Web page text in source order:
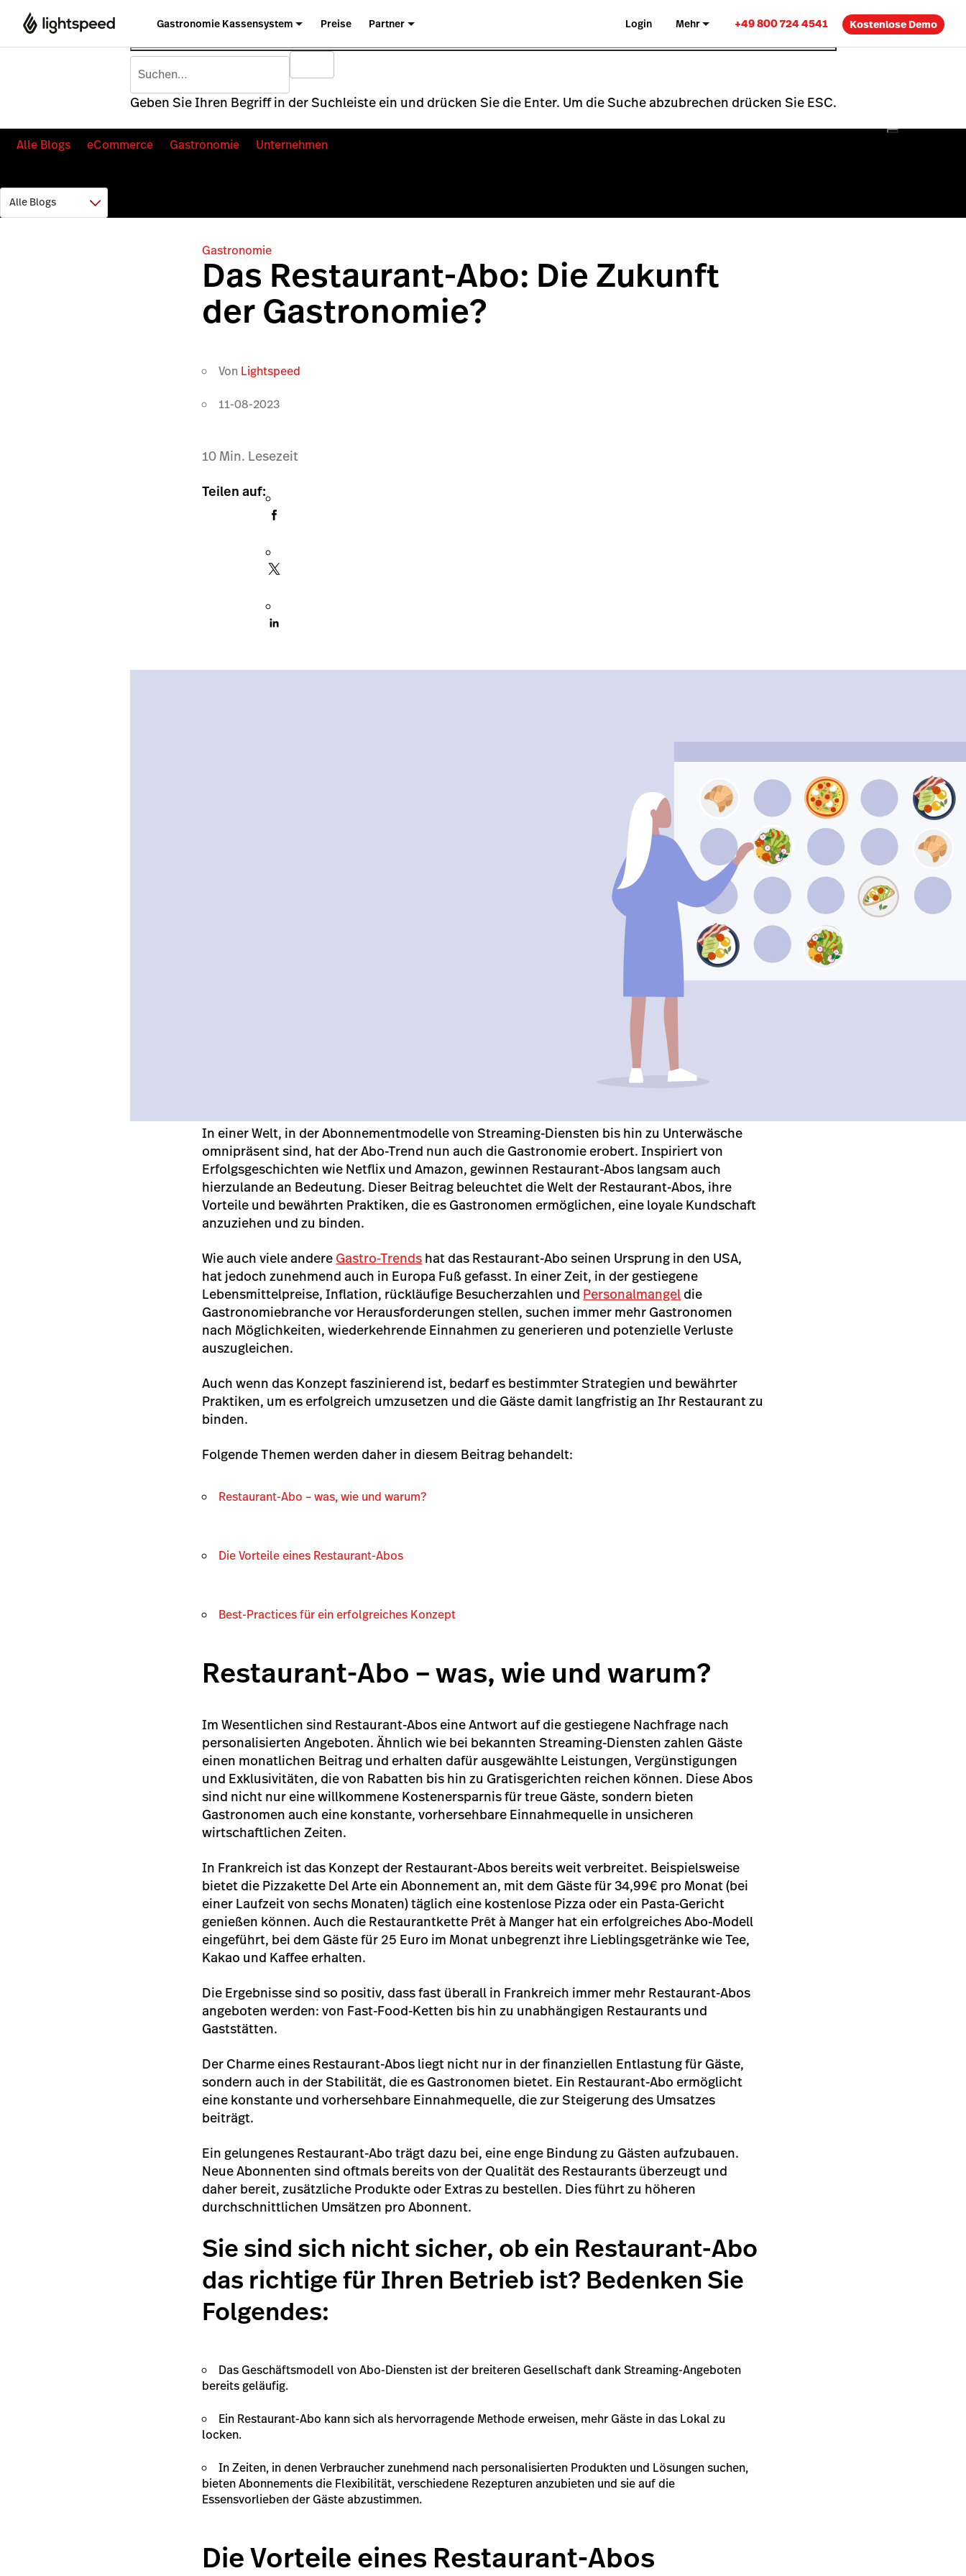
Gastronomie Kassensystem Preise Partner Login Mehr +49 800 724 4541 Kostenlose Demo
Geben Sie Ihren Begriff in der Suchleiste ein und drücken Sie die Enter. Um die Suche abzubrechen drücken Sie ESC.
Alle Blogs eCommerce Gastronomie Unternehmen
Gastronomie
Das Restaurant-Abo: Die Zukunft
der Gastronomie?
Von Lightspeed
11-08-2023
10 Min. Lesezeit
Teilen auf:
In einer Welt, in der Abonnementmodelle von Streaming-Diensten bis hin zu Unterwäsche
omnipräsent sind, hat der Abo-Trend nun auch die Gastronomie erobert. Inspiriert von
Erfolgsgeschichten wie Netflix und Amazon, gewinnen Restaurant-Abos langsam auch
hierzulande an Bedeutung. Dieser Beitrag beleuchtet die Welt der Restaurant-Abos, ihre
Vorteile und bewährten Praktiken, die es Gastronomen ermöglichen, eine loyale Kundschaft
anzuziehen und zu binden.
Wie auch viele andere Gastro-Trends hat das Restaurant-Abo seinen Ursprung in den USA,
hat jedoch zunehmend auch in Europa Fuß gefasst. In einer Zeit, in der gestiegene
Lebensmittelpreise, Inflation, rückläufige Besucherzahlen und Personalmangel die
Gastronomiebranche vor Herausforderungen stellen, suchen immer mehr Gastronomen
nach Möglichkeiten, wiederkehrende Einnahmen zu generieren und potenzielle Verluste
auszugleichen.
Auch wenn das Konzept faszinierend ist, bedarf es bestimmter Strategien und bewährter
Praktiken, um es erfolgreich umzusetzen und die Gäste damit langfristig an Ihr Restaurant zu
binden.
Folgende Themen werden daher in diesem Beitrag behandelt:
Restaurant-Abo – was, wie und warum?
Die Vorteile eines Restaurant-Abos
Best-Practices für ein erfolgreiches Konzept
Restaurant-Abo – was, wie und warum?
Im Wesentlichen sind Restaurant-Abos eine Antwort auf die gestiegene Nachfrage nach
personalisierten Angeboten. Ähnlich wie bei bekannten Streaming-Diensten zahlen Gäste
einen monatlichen Beitrag und erhalten dafür ausgewählte Leistungen, Vergünstigungen
und Exklusivitäten, die von Rabatten bis hin zu Gratisgerichten reichen können. Diese Abos
sind nicht nur eine willkommene Kostenersparnis für treue Gäste, sondern bieten
Gastronomen auch eine konstante, vorhersehbare Einnahmequelle in unsicheren
wirtschaftlichen Zeiten.
In Frankreich ist das Konzept der Restaurant-Abos bereits weit verbreitet. Beispielsweise
bietet die Pizzakette Del Arte ein Abonnement an, mit dem Gäste für 34,99€ pro Monat (bei
einer Laufzeit von sechs Monaten) täglich eine kostenlose Pizza oder ein Pasta-Gericht
genießen können. Auch die Restaurantkette Prêt à Manger hat ein erfolgreiches Abo-Modell
eingeführt, bei dem Gäste für 25 Euro im Monat unbegrenzt ihre Lieblingsgetränke wie Tee,
Kakao und Kaffee erhalten.
Die Ergebnisse sind so positiv, dass fast überall in Frankreich immer mehr Restaurant-Abos
angeboten werden: von Fast-Food-Ketten bis hin zu unabhängigen Restaurants und
Gaststätten.
Der Charme eines Restaurant-Abos liegt nicht nur in der finanziellen Entlastung für Gäste,
sondern auch in der Stabilität, die es Gastronomen bietet. Ein Restaurant-Abo ermöglicht
eine konstante und vorhersehbare Einnahmequelle, die zur Steigerung des Umsatzes
beiträgt.
Ein gelungenes Restaurant-Abo trägt dazu bei, eine enge Bindung zu Gästen aufzubauen.
Neue Abonnenten sind oftmals bereits von der Qualität des Restaurants überzeugt und
daher bereit, zusätzliche Produkte oder Extras zu bestellen. Dies führt zu höheren
durchschnittlichen Umsätzen pro Abonnent.
Sie sind sich nicht sicher, ob ein Restaurant-Abo
das richtige für Ihren Betrieb ist? Bedenken Sie
Folgendes:
Das Geschäftsmodell von Abo-Diensten ist der breiteren Gesellschaft dank Streaming-Angeboten
bereits geläufig.
Ein Restaurant-Abo kann sich als hervorragende Methode erweisen, mehr Gäste in das Lokal zu
locken.
In Zeiten, in denen Verbraucher zunehmend nach personalisierten Produkten und Lösungen suchen,
bieten Abonnements die Flexibilität, verschiedene Rezepturen anzubieten und sie auf die
Essensvorlieben der Gäste abzustimmen.
Die Vorteile eines Restaurant-Abos